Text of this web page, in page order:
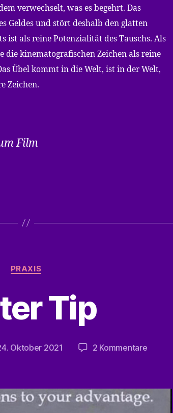
verwechselt, was es begehrt. Das
Geldes und stört deshalb den glatten
ist als reine Potenzialität des Tauschs. Als
die kinematografischen Zeichen als reine
Übel kommt in die Welt, ist in der Welt,
Zeichen.
Film
Kategorien
PRAXIS
Tip
Oktober 2021 2 Kommentarezu